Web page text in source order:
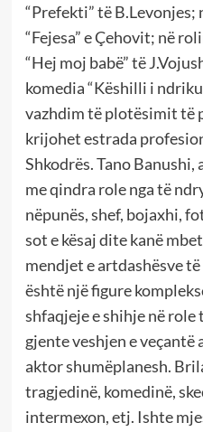
“Prefekti” të
“Fejesa” e Çehovit; në
“Hej moj babë” të
komedia “Këshilli i
vazhdim të plotësimit
krijohet estrada
Shkodrës. Tano
me qindra role nga të
nëpunës, shef, bojaxhi,
sot e kësaj dite kanë
mendjet e artdashësve
është një figure
shfaqjeje e shihje në role
gjente veshjen e
aktor shumëplanesh.
tragjedinë, komedinë,
intermexon, etj. Ishte